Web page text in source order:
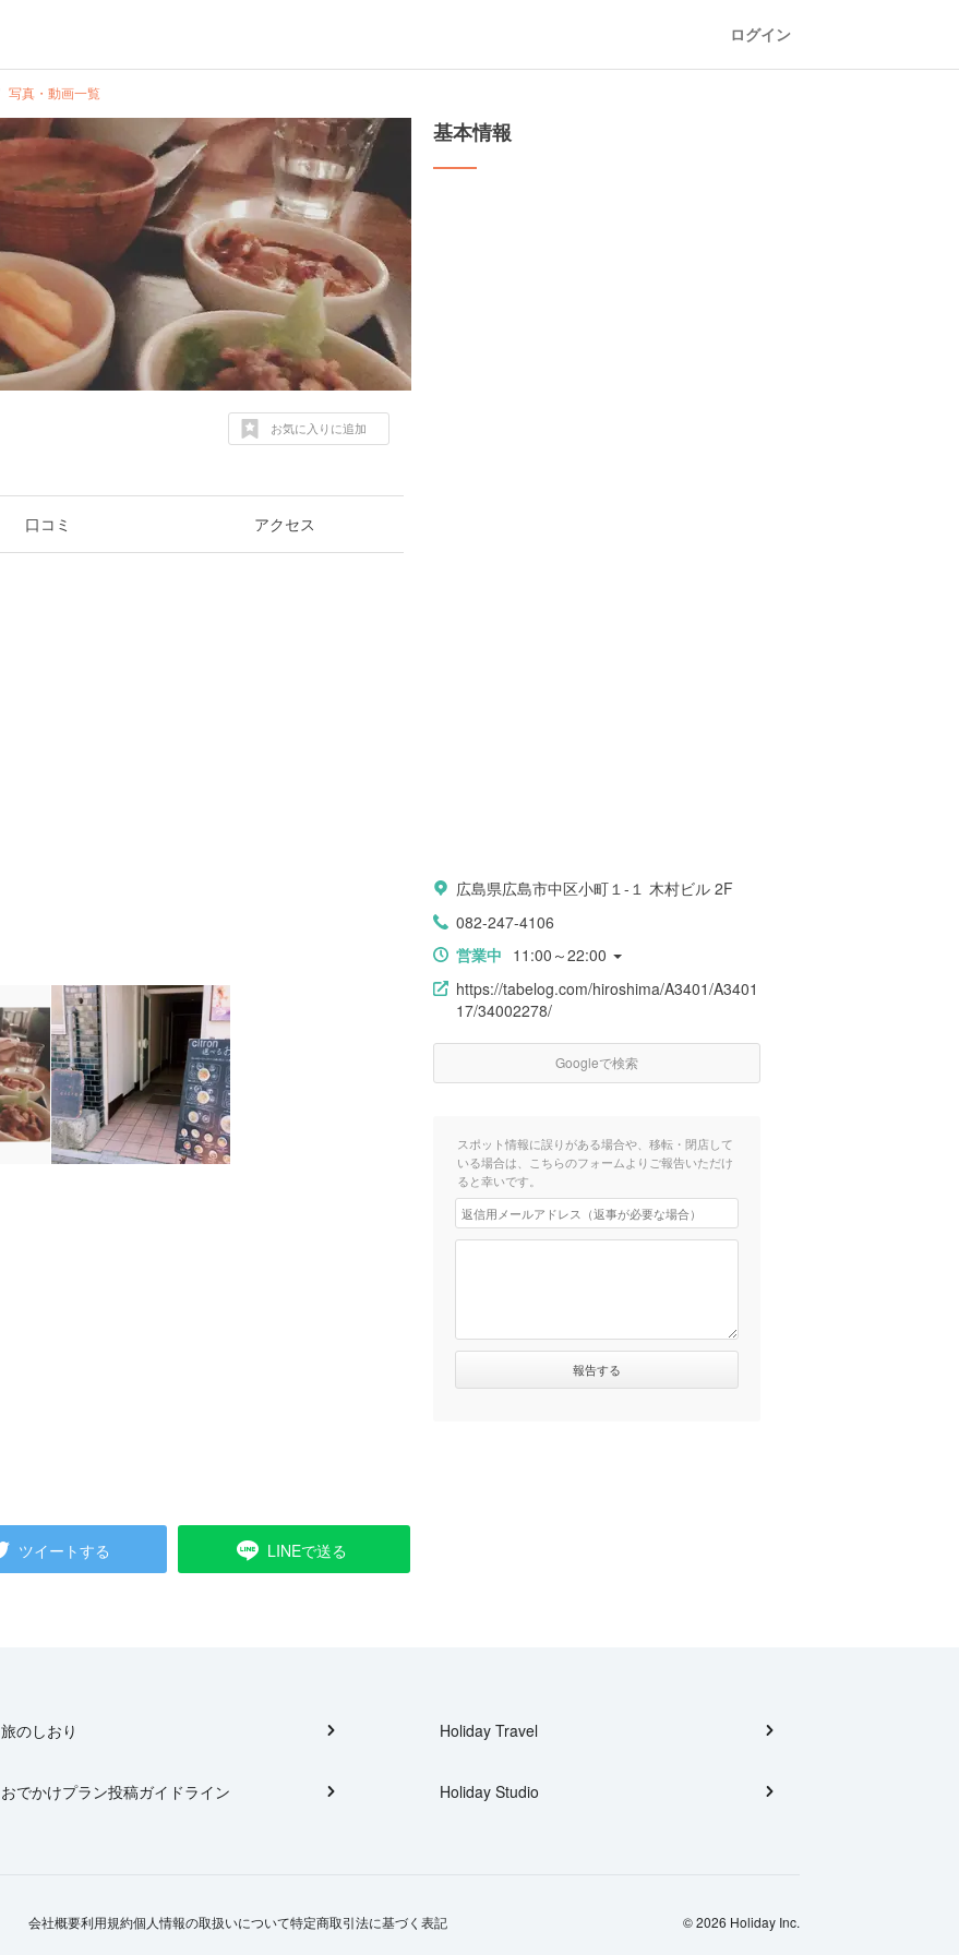
ログイン
写真・動画一覧
お気に入りに追加
口コミ アクセス
ツイートする LINEで送る
基本情報
広島県広島市中区小町１-１ 木村ビル 2F
082-247-4106
営業中 11:00～22:00
https://tabelog.com/hiroshima/A3401/A3401
17/34002278/
Googleで検索
スポット情報に誤りがある場合や、移転・閉店して
いる場合は、こちらのフォームよりご報告いただけ
ると幸いです。
旅のしおり
おでかけプラン投稿ガイドライン
Holiday Travel
Holiday Studio
会社概要利用規約個人情報の取扱いについて特定商取引法に基づく表記 © 2026 Holiday Inc.